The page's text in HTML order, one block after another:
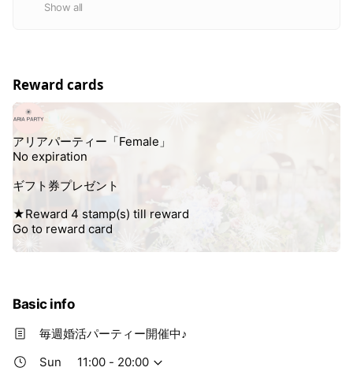
Show all
Reward cards
Basic info
毎週婚活パーティー開催中♪
Sun
11:00 - 20:00